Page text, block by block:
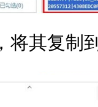
将其复制